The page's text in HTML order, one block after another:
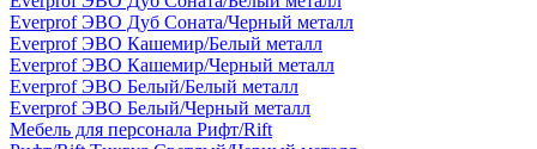
Everprof ЭВО Дуб Соната/Черный металл
Everprof ЭВО Кашемир/Белый металл
Everprof ЭВО Кашемир/Черный металл
Everprof ЭВО Белый/Белый металл
Everprof ЭВО Белый/Черный металл
Мебель для персонала Рифт/Rift